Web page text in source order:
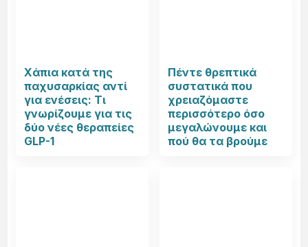
Χάπια κατά της
παχυσαρκίας αντί
για ενέσεις: Τι
γνωρίζουμε για τις
δύο νέες θεραπείες
GLP-1
Πέντε θρεπτικά
συστατικά που
χρειαζόμαστε
περισσότερο όσο
μεγαλώνουμε και
πού θα τα βρούμε